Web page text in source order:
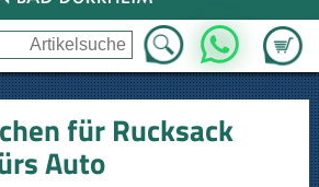
Zum
WhatsApp
für Rucksack
Auto